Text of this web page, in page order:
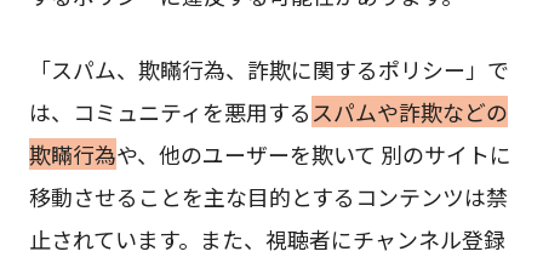
「スパム、欺瞞行為、詐欺に関するポリシー」で
は、コミュニティを悪用するスパムや詐欺などの
欺瞞行為や、他のユーザーを欺いて 別のサイトに
移動させることを主な目的とするコンテンツは禁
止されています。また、視聴者にチャンネル登録